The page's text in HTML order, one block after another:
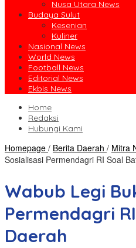
Nusa Utara News
Budaya Sulut
Kesenian
Kuliner
Nasional News
World News
Football News
Editorial News
Ekbis News
Home
Redaksi
Hubungi Kami
Homepage / Berita Daerah / Mitra
Sosialisasi Permendagri RI Soal
Wabub Legi
Permendagri
Daerah